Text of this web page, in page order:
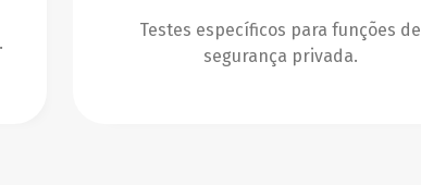
Testes específicos para funções de
segurança privada.